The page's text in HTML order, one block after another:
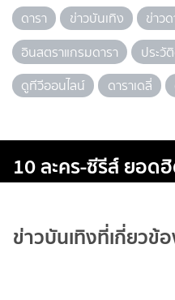
ดารา ข่าวบันเทิง ข่าว
อินสตราแกรมดารา
ประวั
ดูทีวีออนไลน์
ดาราเดลี่
10 ละคร-ซีรีส์ ยอด
ข่าวบันเทิงที่เกี่ยวข้